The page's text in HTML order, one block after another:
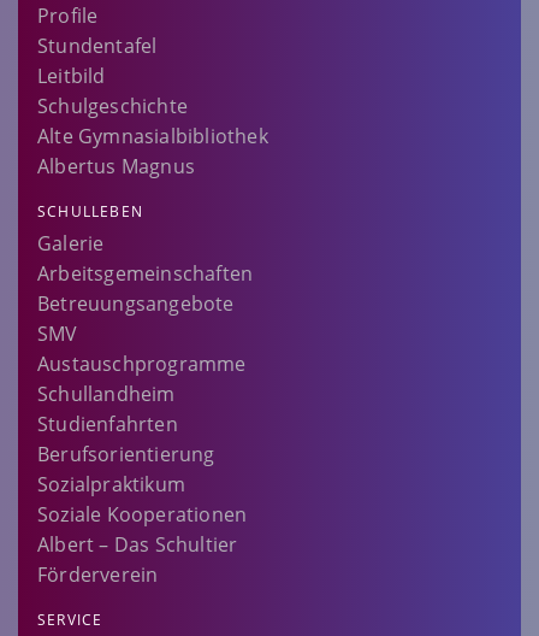
Profile
Stundentafel
Leitbild
Schulgeschichte
Alte Gymnasialbibliothek
Albertus Magnus
SCHULLEBEN
Galerie
Arbeitsgemeinschaften
Betreuungsangebote
SMV
Austauschprogramme
Schullandheim
Studienfahrten
Berufsorientierung
Sozialpraktikum
Soziale Kooperationen
Albert – Das Schultier
Förderverein
SERVICE